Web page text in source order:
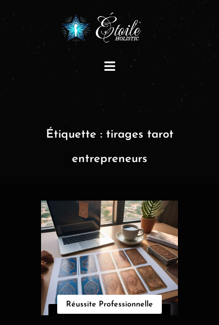
Étiquette : tirages tarot
entrepreneurs
Réussite Professionnelle